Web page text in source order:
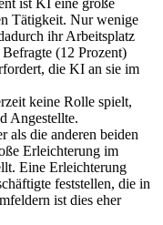
Tätigkeit. Nur wenige
ihr Arbeitsplatz
(12 Prozent)
die KI an sie im
keine Rolle spielt,
Angestellte.
als die anderen beiden
Erleichterung im
Eine Erleichterung
feststellen, die in
ist dies eher